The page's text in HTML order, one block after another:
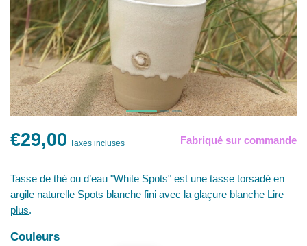
€29,00 Taxes incluses Fabriqué sur commande
Tasse de thé ou d’eau "White Spots" est une tasse torsadé en
argile naturelle Spots blanche fini avec la glaçure blanche Lire
plus.
Couleurs